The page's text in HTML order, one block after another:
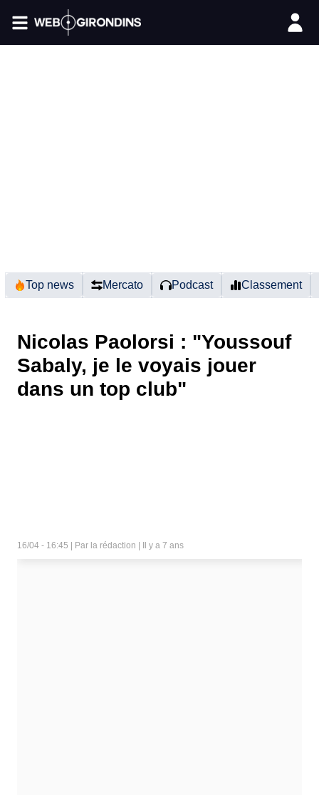
Top news Mercato Podcast Classement
Nicolas Paolorsi : "Youssouf
Sabaly, je le voyais jouer
dans un top club"
16/04 - 16:45 | Par la rédaction | Il y a 7 ans